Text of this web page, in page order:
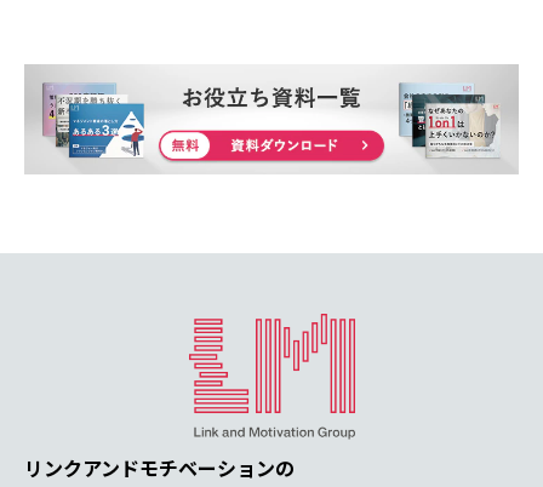
リンクアンドモチベーションの